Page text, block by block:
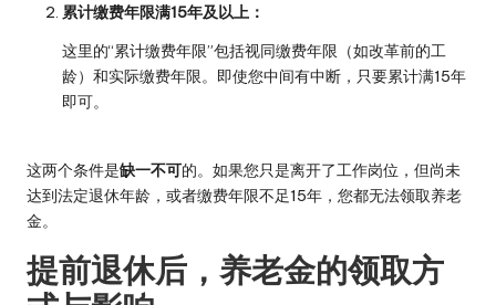
累计缴费年限满15年及以上：
这里的“累计缴费年限”包括视同缴费年限（如改革前的工
龄）和实际缴费年限。即使您中间有中断，只要累计满15年
即可。
这两个条件是缺一不可的。如果您只是离开了工作岗位，但尚未
达到法定退休年龄，或者缴费年限不足15年，您都无法领取养老
金。
提前退休后，养老金的领取方